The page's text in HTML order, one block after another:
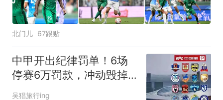
北门儿 67跟贴
中甲开出纪律罚单！6场
停赛6万罚款，冲动毁掉
外援维托尔多轮比赛
吴猖旅行ing